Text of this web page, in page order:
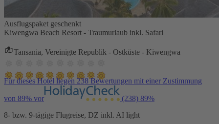
Ausflugspaket geschenkt
Kiwengwa Beach Resort - Traumurlaub inkl. Safari
Tansania, Vereinigte Republik - Ostküste - Kiwengwa
Für dieses Hotel liegen 238 Bewertungen mit einer Zustimmung
von 89% vor (238) 89%
8- bzw. 9-tägige Flugreise, DZ inkl. AI light